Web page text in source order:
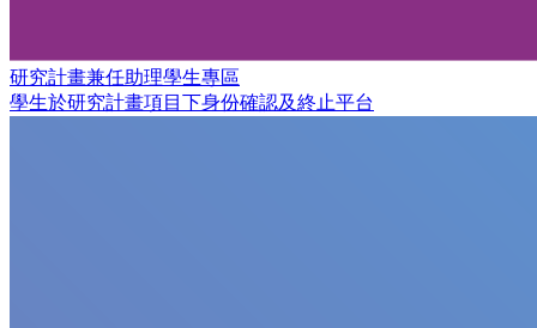
研究計畫兼任助理學生專區
學生於研究計畫項目下身份確認及終止平台